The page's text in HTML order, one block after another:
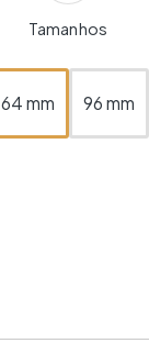
Tamanhos
64 mm 96 mm